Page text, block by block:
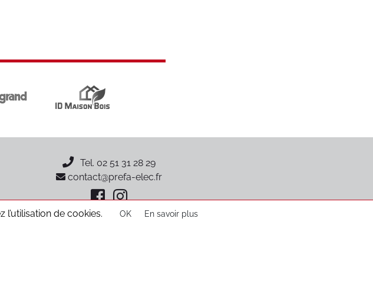
Tel. 02 51 31 28 29
contact@prefa-elec.fr
de cookies. OK En savoir plus